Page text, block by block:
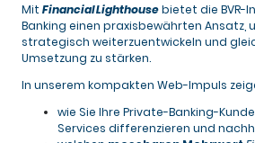
Mit Financial Lighthousebietet die BVR-
Banking einen praxisbewährten Ansatz,
strategisch weiterzuentwickeln und
Umsetzung zu stärken.
In unserem kompakten Web-Impuls
wie Sie Ihre Private-Banking-
Services differenzieren und